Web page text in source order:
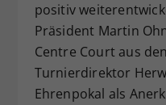
positiv
Präsident Martin
Centre Court aus
Turnierdirektor
Ehrenpokal als